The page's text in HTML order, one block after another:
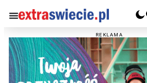
REKLAMA